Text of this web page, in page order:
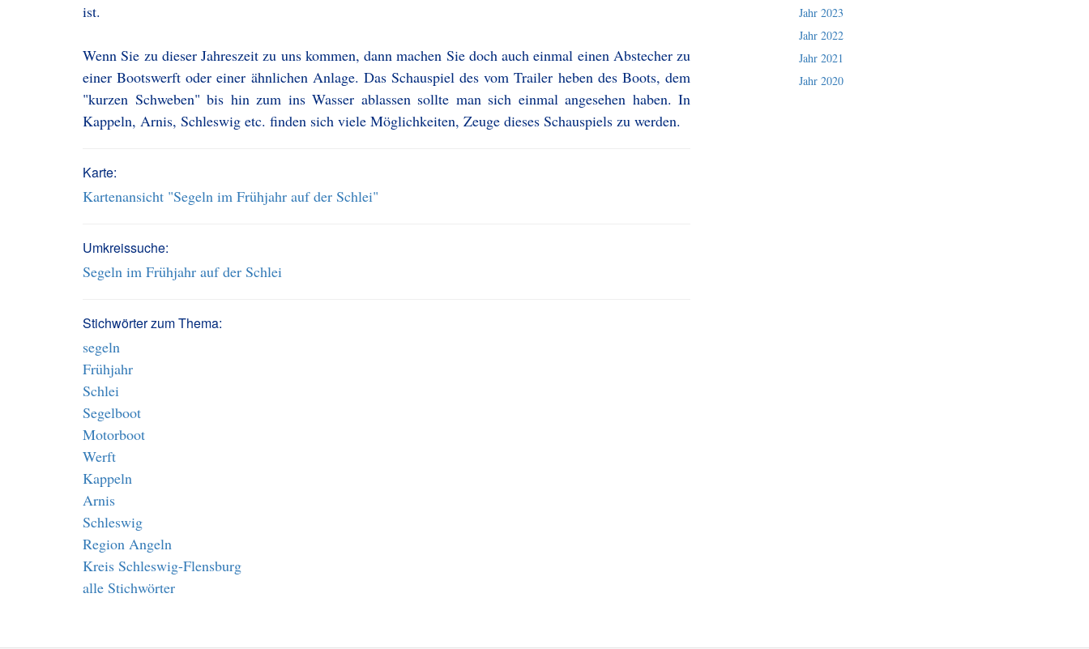
ist.
Wenn Sie zu dieser Jahreszeit zu uns kommen, dann machen Sie doch auch einmal einen Abstecher zu
einer Bootswerft oder einer ähnlichen Anlage. Das Schauspiel des vom Trailer heben des Boots, dem
"kurzen Schweben" bis hin zum ins Wasser ablassen sollte man sich einmal angesehen haben. In
Kappeln, Arnis, Schleswig etc. finden sich viele Möglichkeiten, Zeuge dieses Schauspiels zu werden.
Karte:
Kartenansicht "Segeln im Frühjahr auf der Schlei"
Umkreissuche:
Segeln im Frühjahr auf der Schlei
Stichwörter zum Thema:
segeln
Frühjahr
Schlei
Segelboot
Motorboot
Werft
Kappeln
Arnis
Schleswig
Region Angeln
Kreis Schleswig-Flensburg
alle Stichwörter
Jahr 2023
Jahr 2022
Jahr 2021
Jahr 2020